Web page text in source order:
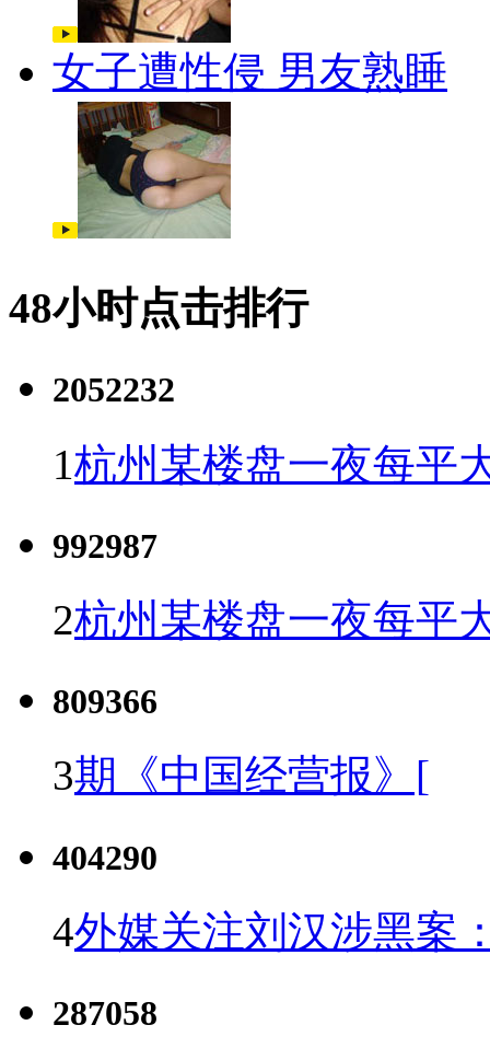
女子遭性侵 男友熟睡
48小时点击排行
2052232
1杭州某楼盘一夜每平
992987
2杭州某楼盘一夜每平
809366
3期《中国经营报》[
404290
4外媒关注刘汉涉黑案
287058